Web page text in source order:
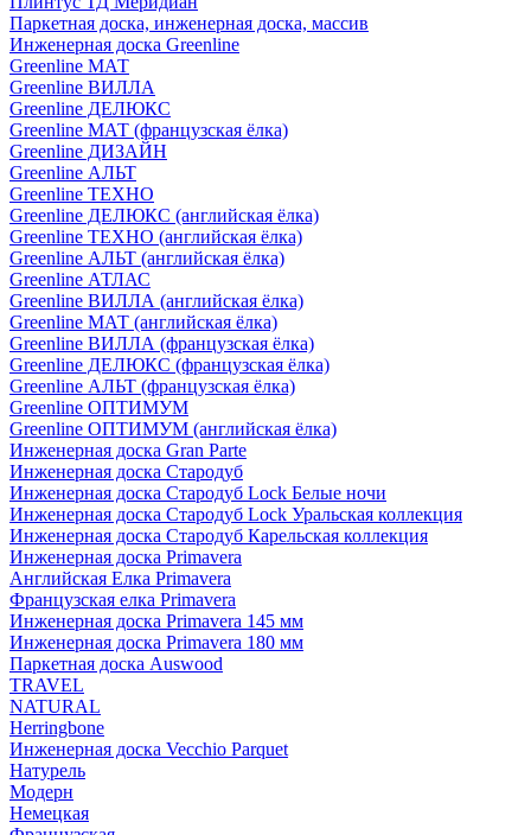
Паркетная доска, инженерная доска, массив
Инженерная доска Greenline
Greenline МАТ
Greenline ВИЛЛА
Greenline ДЕЛЮКС
Greenline МАТ (французская ёлка)
Greenline ДИЗАЙН
Greenline АЛЬТ
Greenline ТЕХНО
Greenline ДЕЛЮКС (английская ёлка)
Greenline ТЕХНО (английская ёлка)
Greenline АЛЬТ (английская ёлка)
Greenline АТЛАС
Greenline ВИЛЛА (английская ёлка)
Greenline МАТ (английская ёлка)
Greenline ВИЛЛА (французская ёлка)
Greenline ДЕЛЮКС (французская ёлка)
Greenline АЛЬТ (французская ёлка)
Greenline ОПТИМУМ
Greenline ОПТИМУМ (английская ёлка)
Инженерная доска Gran Parte
Инженерная доска Стародуб
Инженерная доска Стародуб Lock Белые ночи
Инженерная доска Стародуб Lock Уральская коллекция
Инженерная доска Стародуб Карельская коллекция
Инженерная доска Primavera
Английская Елка Primavera
Французская елка Primavera
Инженерная доска Primavera 145 мм
Инженерная доска Primavera 180 мм
Паркетная доска Auswood
TRAVEL
NATURAL
Herringbone
Инженерная доска Vecchio Parquet
Натурель
Модерн
Немецкая